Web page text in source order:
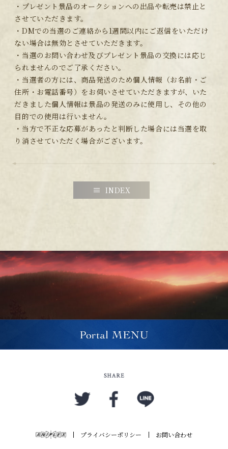
・プレゼント景品のオークションへの出品や転売は禁止と
させていただきます。
・DMでの当選のご連絡から1週間以内にご返信をいただけ
ない場合は無効とさせていただきます。
・当選のお問い合わせ及びプレゼント景品の交換には応じ
られませんのでご了承ください。
・当選者の方には、商品発送のため個人情報（お名前・ご
住所・お電話番号）をお伺いさせていただきますが、いた
だきました個人情報は景品の発送のみに使用し、その他の
目的での使用は行いません。
・当方で不正な応募があったと判断した場合には当選を取
り消させていただく場合がございます。
INDEX
プライバシーポリシー お問い合わせ